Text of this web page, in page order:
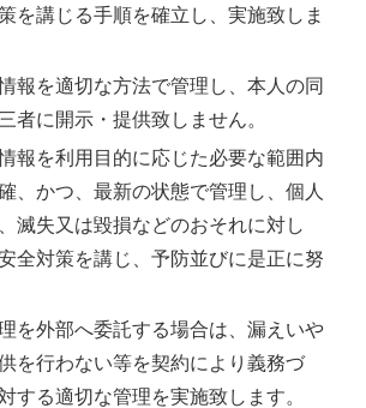
を講じる手順を確立し、実施致しま
報を適切な方法で管理し、本人の同
者に開示・提供致しません。
報を利用目的に応じた必要な範囲内
、かつ、最新の状態で管理し、個人
滅失又は毀損などのおそれに対し
全対策を講じ、予防並びに是正に努
を外部へ委託する場合は、漏えいや
を行わない等を契約により義務づ
する適切な管理を実施致します。